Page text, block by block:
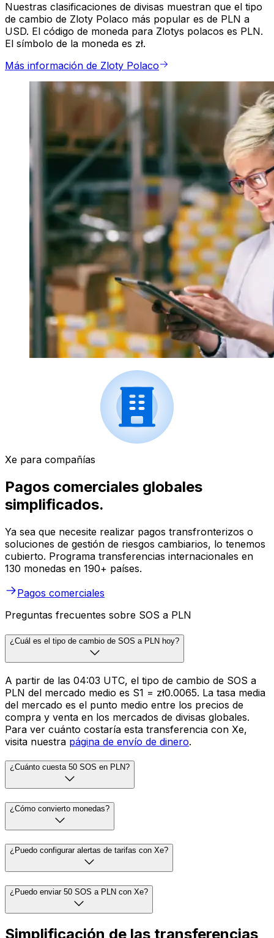
Nuestras clasificaciones de divisas muestran que el tipo
de cambio de Zloty Polaco más popular es de PLN a
USD. El código de moneda para Zlotys polacos es PLN.
El símbolo de la moneda es zł.
Más información de Zloty Polaco
Xe para compañías
Pagos comerciales globales
simplificados.
Ya sea que necesite realizar pagos transfronterizos o
soluciones de gestión de riesgos cambiarios, lo tenemos
cubierto. Programa transferencias internacionales en
130 monedas en 190+ países.
Pagos comerciales
Preguntas frecuentes sobre SOS a PLN
¿Cuál es el tipo de cambio de SOS a PLN hoy?
A partir de las 04:03 UTC, el tipo de cambio de SOS a
PLN del mercado medio es S1 = zł0.0065. La tasa media
del mercado es el punto medio entre los precios de
compra y venta en los mercados de divisas globales.
Para ver cuánto costaría esta transferencia con Xe,
visita nuestra página de envío de dinero.
¿Cuánto cuesta 50 SOS en PLN?
¿Cómo convierto monedas?
¿Puedo configurar alertas de tarifas con Xe?
¿Puedo enviar 50 SOS a PLN con Xe?
Simplificación de las transferencias